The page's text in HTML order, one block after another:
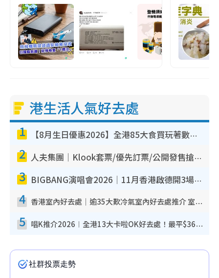
港生活人氣好去處
1 【8月生日優惠2026】全港85大食買玩著數攻略 自助餐/火鍋放題同行免費＋誠品/DONKI送現金券
2 人夫集團｜Klook套票/優先訂票/公開發售搶飛攻略！附票價.購票連結.場地座位表
3 BIGBANG演唱會2026｜11月香港啟德開3場！實名制VIP申請、優先購票攻略
4 香港室內好去處｜逾35大歎冷氣室內好去處推介 室內活動免費避雨無懼落雨
5 唱K推介2026︱全港13大卡啦OK好去處！最平$36起 日文K都有！(附地址+收費詳情)